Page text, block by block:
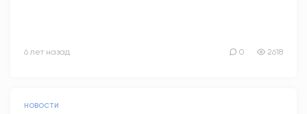
6 лет назад 0 2618
НОВОСТИ